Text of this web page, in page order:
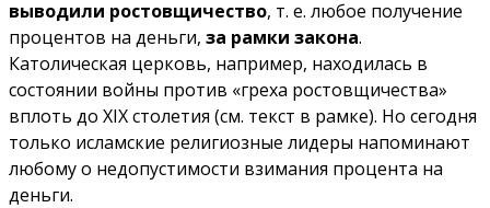
выводили ростовщичество, т. е. любое получение
процентов на деньги, за рамки закона.
Католическая церковь, например, находилась в
состоянии войны против «греха ростовщичества»
вплоть до XIX столетия (см. текст в рамке). Но сегодня
только исламские религиозные лидеры напоминают
любому о недопустимости взимания процента на
деньги.